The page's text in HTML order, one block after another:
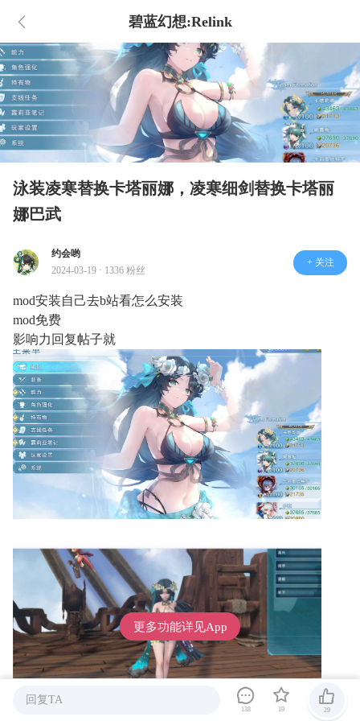
碧蓝幻想:Relink
泳装凌寒替换卡塔丽娜，凌寒细剑替换卡塔丽
娜巴武
约会哟
2024-03-19 · 1336 粉丝
+ 关注
mod安装自己去b站看怎么安装
mod免费
影响力回复帖子就
回复TA
138 19 29
更多功能详见App